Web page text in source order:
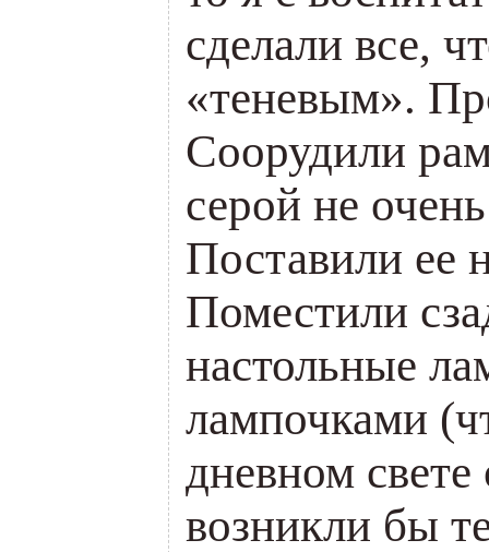
сделали все,
«теневым».
Соорудили
серой не
Поставили ее
Поместили
настольные
лампочками
дневном
возникли бы